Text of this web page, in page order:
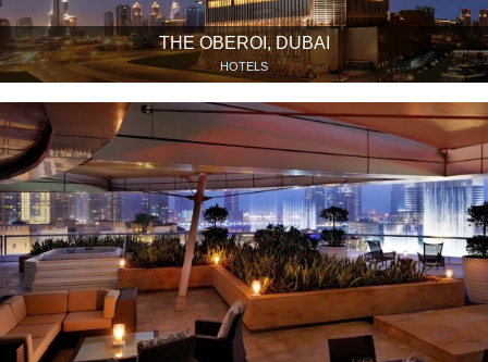
THE OBEROI, DUBAI
HOTELS